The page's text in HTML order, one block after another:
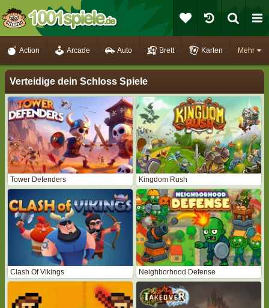
Mehr
Action Arcade Auto Brett Karten
Verteidige dein Schloss Spiele
Tower Defenders Kingdom Rush
Clash Of Vikings Neighborhood Defense